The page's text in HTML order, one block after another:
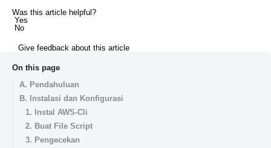
Was this article helpful?
Yes
No
Give feedback about this article
On this page
A. Pendahuluan
B. Instalasi dan Konfigurasi
1. Instal AWS-Cli
2. Buat File Script
3. Pengecekan